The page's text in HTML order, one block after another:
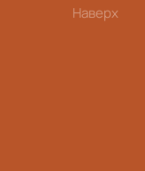
Наверх